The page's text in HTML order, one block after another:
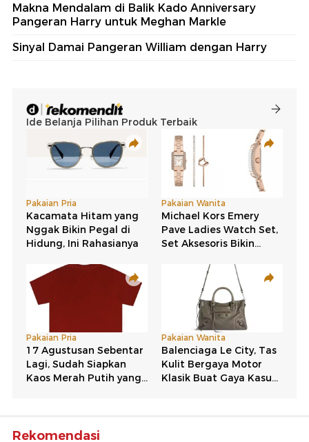
Makna Mendalam di Balik Kado Anniversary
Pangeran Harry untuk Meghan Markle
Sinyal Damai Pangeran William dengan Harry
Rekomendasi